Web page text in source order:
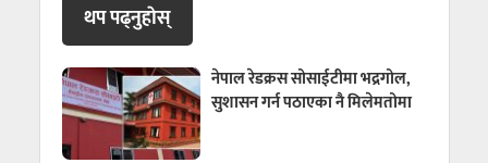
थप पढ्नुहाेस्
नेपाल रेडक्रस सोसाईटीमा भद्रगोल,
सुशासन गर्न पठाएका नै मिलेमतोमा